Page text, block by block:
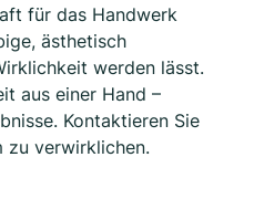
für das Handwerk
ästhetisch
werden lässt.
aus einer Hand –
Kontaktieren Sie
zu verwirklichen.